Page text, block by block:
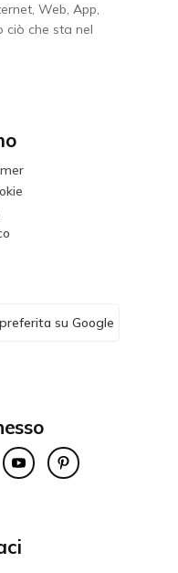
Web, App,
ciò che sta nel
su Google